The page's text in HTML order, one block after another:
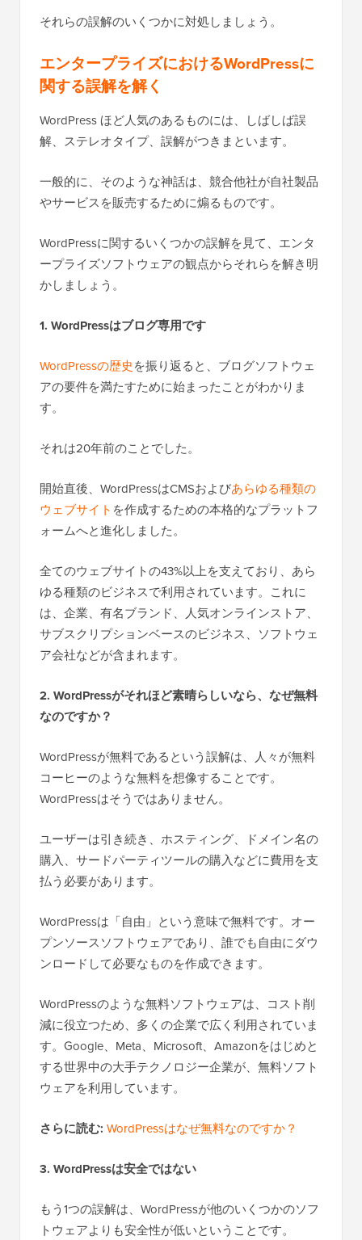
それらの誤解のいくつかに対処しましょう。
エンタープライズにおけるWordPressに
関する誤解を解く
WordPress ほど人気のあるものには、しばしば誤
解、ステレオタイプ、誤解がつきまといます。
一般的に、そのような神話は、競合他社が自社製品
やサービスを販売するために煽るものです。
WordPressに関するいくつかの誤解を見て、エンタ
ープライズソフトウェアの観点からそれらを解き明
かしましょう。
1. WordPressはブログ専用です
WordPressの歴史を振り返ると、ブログソフトウェ
アの要件を満たすために始まったことがわかりま
す。
それは20年前のことでした。
開始直後、WordPressはCMSおよびあらゆる種類の
ウェブサイト を作成するための本格的なプラットフ
ォームへと進化しました。
全てのウェブサイトの43%以上を支えており、あら
ゆる種類のビジネスで利用されています。これに
は、企業、有名ブランド、人気オンラインストア、
サブスクリプションベースのビジネス、ソフトウェ
ア会社などが含まれます。
2. WordPressがそれほど素晴らしいなら、なぜ無料
なのですか？
WordPressが無料であるという誤解は、人々が無料
コーヒーのような無料を想像することです。
WordPressはそうではありません。
ユーザーは引き続き、ホスティング、ドメイン名の
購入、サードパーティツールの購入などに費用を支
払う必要があります。
WordPressは「自由」という意味で無料です。オー
プンソースソフトウェアであり、誰でも自由にダウ
ンロードして必要なものを作成できます。
WordPressのような無料ソフトウェアは、コスト削
減に役立つため、多くの企業で広く利用されていま
す。Google、Meta、Microsoft、Amazonをはじめと
する世界中の大手テクノロジー企業が、無料ソフト
ウェアを利用しています。
さらに読む: WordPressはなぜ無料なのですか？
3. WordPressは安全ではない
もう1つの誤解は、WordPressが他のいくつかのソフ
トウェアよりも安全性が低いということです。